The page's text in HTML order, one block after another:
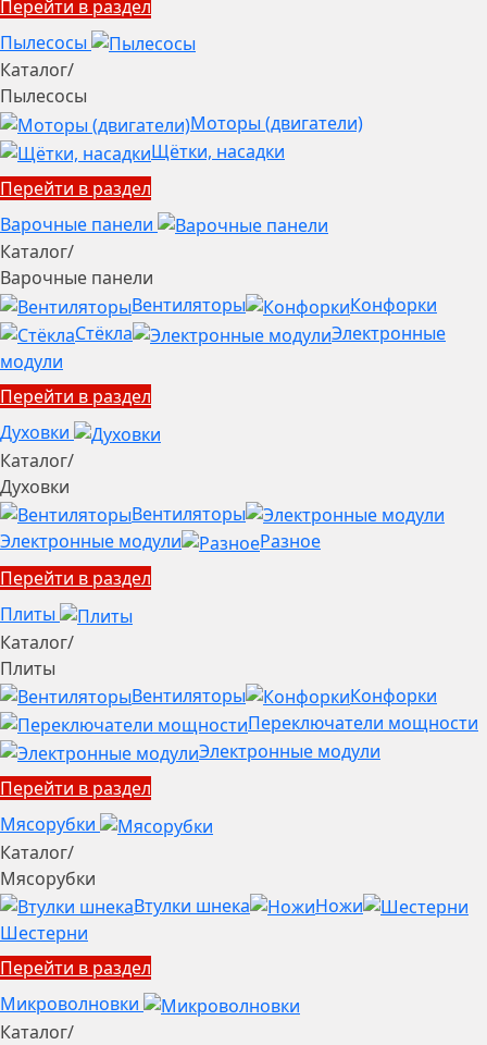
Перейти в раздел
Пылесосы
Каталог/
Пылесосы
Моторы (двигатели)
Щётки, насадки
Перейти в раздел
Варочные панели
Каталог/
Варочные панели
Вентиляторы
Конфорки
Стёкла
Электронные
модули
Перейти в раздел
Духовки
Каталог/
Духовки
Вентиляторы
Электронные модули
Разное
Перейти в раздел
Плиты
Каталог/
Плиты
Вентиляторы
Конфорки
Переключатели мощности
Электронные модули
Перейти в раздел
Мясорубки
Каталог/
Мясорубки
Втулки шнека
Ножи
Шестерни
Перейти в раздел
Микроволновки
Каталог/